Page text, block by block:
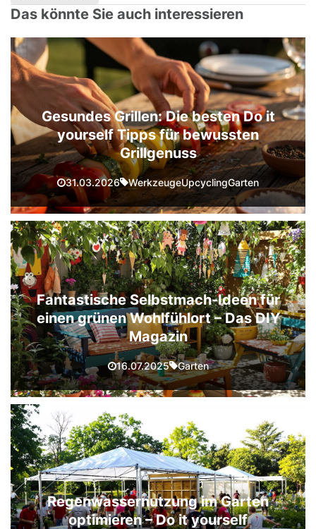
Das könnte Sie auch interessieren
Gesundes Grillen: Die besten Do it
yourself Tipps für bewussten
Grillgenuss
31.03.2026 WerkzeugeUpcyclingGarten
Fantastische Selbstmach-Ideen für
einen grünen Wohlfühlort – Das DIY
Magazin
16.07.2025 Garten
Regenwassernutzung im Garten
optimieren – Do it yourself